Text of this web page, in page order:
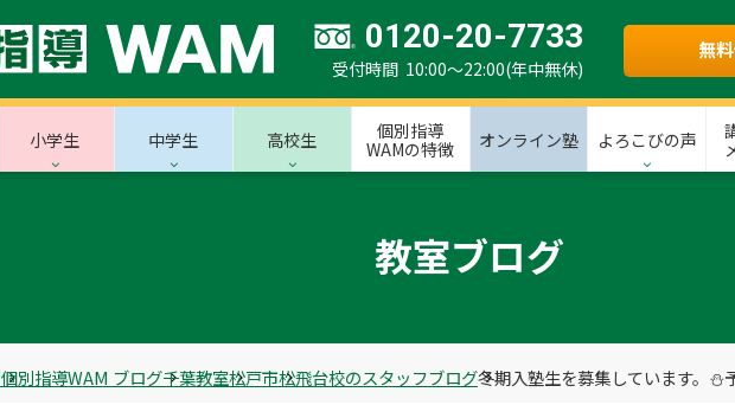
0120-20-7733
受付時間 10:00～22:00(年中無休)
無
小学生 中学生 高校生
個別指導
WAMの特徴
オンライン塾 よろこびの声
教室ブログ
個別指導WAM ブログ千葉教室松戸市松飛台校のスタッフブログ冬期入塾生を募集しています。⛄